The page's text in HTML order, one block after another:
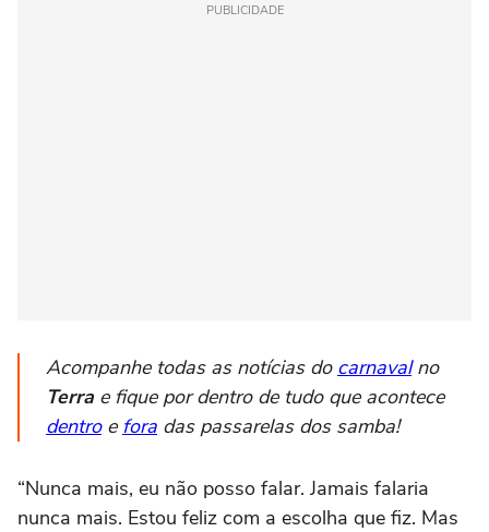
PUBLICIDADE
Acompanhe todas as notícias do carnavalno
Terrae fique por dentro de tudo que acontece
dentroe fora das passarelas dos samba!
“Nunca mais, eu não posso falar. Jamais falaria
nunca mais. Estou feliz com a escolha que fiz. Mas